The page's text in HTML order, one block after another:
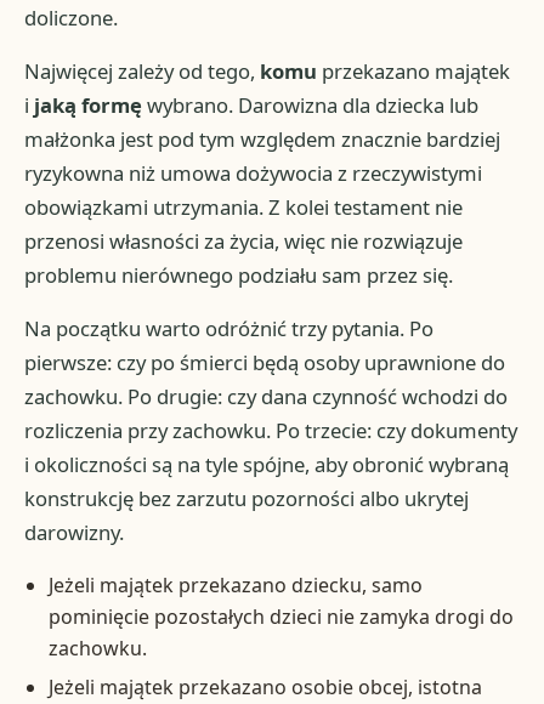
doliczone.
Najwięcej zależy od tego, komu przekazano majątek
i jaką formę wybrano. Darowizna dla dziecka lub
małżonka jest pod tym względem znacznie bardziej
ryzykowna niż umowa dożywocia z rzeczywistymi
obowiązkami utrzymania. Z kolei testament nie
przenosi własności za życia, więc nie rozwiązuje
problemu nierównego podziału sam przez się.
Na początku warto odróżnić trzy pytania. Po
pierwsze: czy po śmierci będą osoby uprawnione do
zachowku. Po drugie: czy dana czynność wchodzi do
rozliczenia przy zachowku. Po trzecie: czy dokumenty
i okoliczności są na tyle spójne, aby obronić wybraną
konstrukcję bez zarzutu pozorności albo ukrytej
darowizny.
Jeżeli majątek przekazano dziecku, samo
pominięcie pozostałych dzieci nie zamyka drogi do
zachowku.
Jeżeli majątek przekazano osobie obcej, istotna